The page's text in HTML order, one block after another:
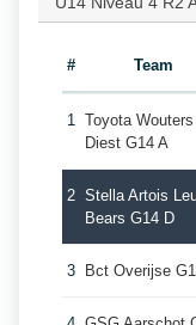
# Team
1 Toyota Wouters
Diest G14 A
2 Stella Artois
Bears G14 D
3 Bct Overijse